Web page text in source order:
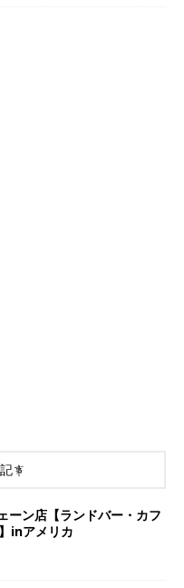
事
ーン店【ランドバー・カフ
inアメリカ